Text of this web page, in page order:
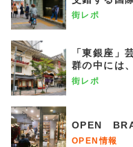
街レポ
「東銀座」
群の中には
街レポ
OPEN
OPEN情報